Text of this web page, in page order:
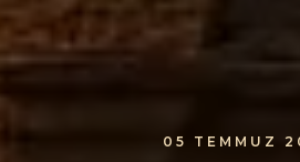
05 TEMMUZ